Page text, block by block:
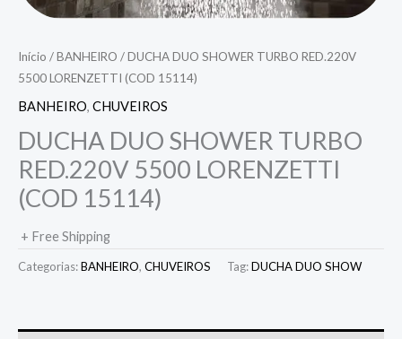
Início /BANHEIRO / DUCHA DUO SHOWER TURBO RED.220V
5500 LORENZETTI (COD 15114)
BANHEIRO, CHUVEIROS
DUCHA DUO SHOWER TURBO
RED.220V 5500 LORENZETTI
(COD 15114)
+ Free Shipping
Categorias:BANHEIRO, CHUVEIROS Tag:DUCHA DUO SHOW